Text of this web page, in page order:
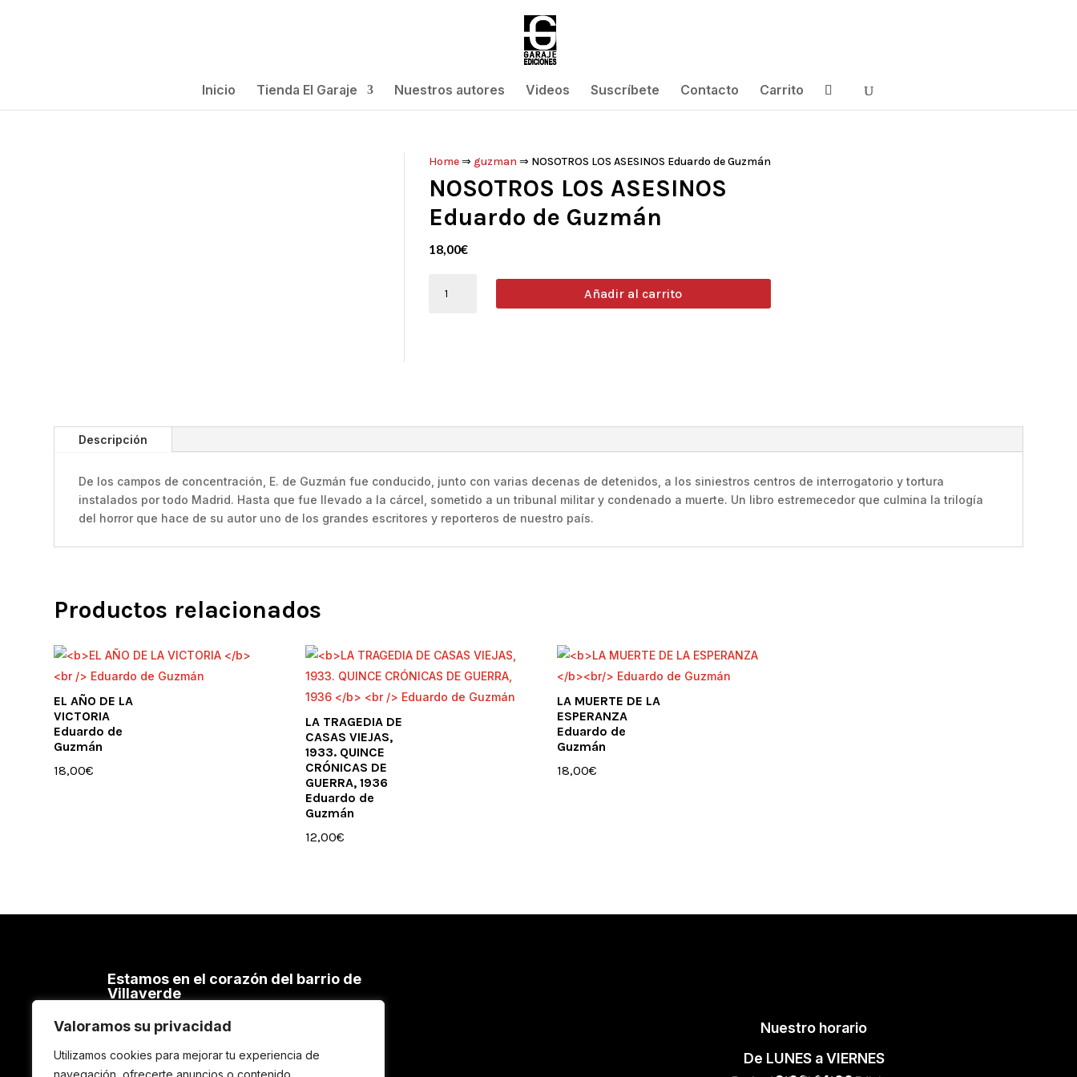
Valoramos su privacidad
Utilizamos cookies para mejorar tu experiencia de
navegación, ofrecerte anuncios o contenido
Inicio Tienda El Garaje Nuestros autores Videos Suscríbete Contacto Carrito
Home⇒ guzman ⇒ NOSOTROS LOS ASESINOS Eduardo de Guzmán
NOSOTROS LOS ASESINOS
Eduardo de Guzmán
18,00€
LOS
Añadir al carrito
Descripción
De los campos de concentración, E. de Guzmán fue conducido, junto con varias decenas de detenidos, a los siniestros centros de interrogatorio y tortura
instalados por todo Madrid. Hasta que fue llevado a la cárcel, sometido a un tribunal militar y condenado a muerte. Un libro estremecedor que culmina la trilogía
del horror que hace de su autor uno de los grandes escritores y reporteros de nuestro país.
Productos relacionados
EL AÑO DE LA
VICTORIA
Eduardo de
Guzmán
18,00€
LA TRAGEDIA DE
CASAS VIEJAS,
1933. QUINCE
CRÓNICAS DE
GUERRA, 1936
Eduardo de
Guzmán
12,00€
LA MUERTE DE LA
ESPERANZA
Eduardo de
Guzmán
18,00€
Estamos en el corazón del barrio de
Villaverde
C/ Cacereños, 54 – 28021 MADRID
TEL. 91 798 69 11
600 241 668
Nuestro horario
De LUNES a VIERNES